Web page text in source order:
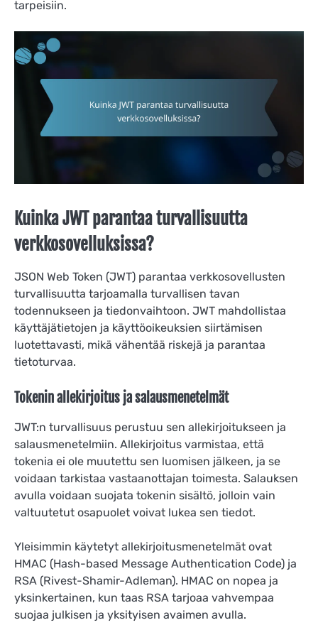
tarpeisiin.
Kuinka JWT parantaa turvallisuutta
verkkosovelluksissa?
JSON Web Token (JWT) parantaa verkkosovellusten
turvallisuutta tarjoamalla turvallisen tavan
todennukseen ja tiedonvaihtoon. JWT mahdollistaa
käyttäjätietojen ja käyttöoikeuksien siirtämisen
luotettavasti, mikä vähentää riskejä ja parantaa
tietoturvaa.
Tokenin allekirjoitus ja salausmenetelmät
JWT:n turvallisuus perustuu sen allekirjoitukseen ja
salausmenetelmiin. Allekirjoitus varmistaa, että
tokenia ei ole muutettu sen luomisen jälkeen, ja se
voidaan tarkistaa vastaanottajan toimesta. Salauksen
avulla voidaan suojata tokenin sisältö, jolloin vain
valtuutetut osapuolet voivat lukea sen tiedot.
Yleisimmin käytetyt allekirjoitusmenetelmät ovat
HMAC (Hash-based Message Authentication Code) ja
RSA (Rivest-Shamir-Adleman). HMAC on nopea ja
yksinkertainen, kun taas RSA tarjoaa vahvempaa
suojaa julkisen ja yksityisen avaimen avulla.